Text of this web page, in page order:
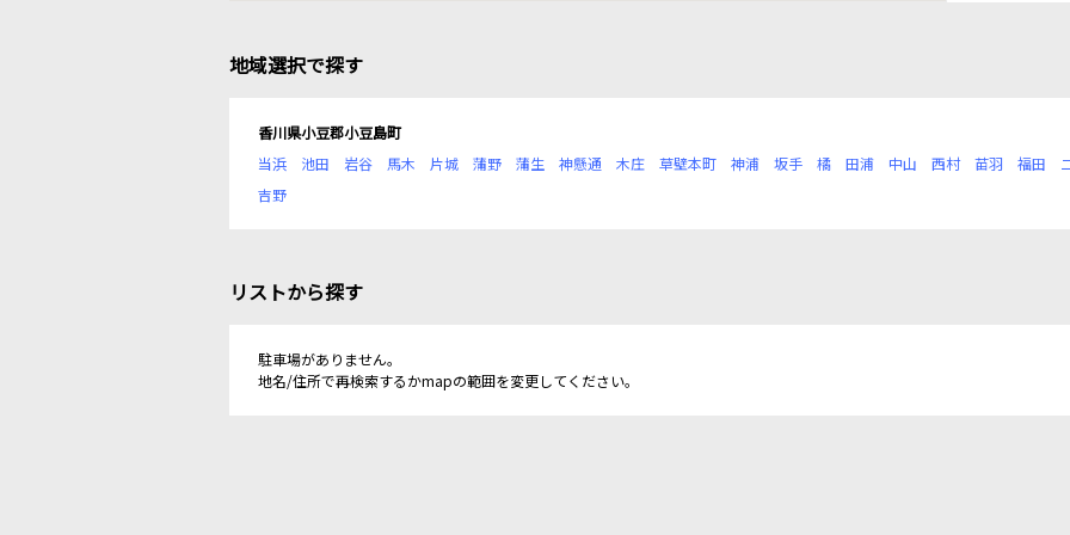
地域選択で探す
香川県小豆郡小豆島町
当浜
池田 岩谷 馬木 片城 蒲野 蒲生 神懸通 木庄 草壁本町 神浦 坂手 橘 田浦 中山 西村 苗羽 福田
吉野
リストから探す
駐車場がありません。
地名/住所で再検索するかmapの範囲を変更してください。